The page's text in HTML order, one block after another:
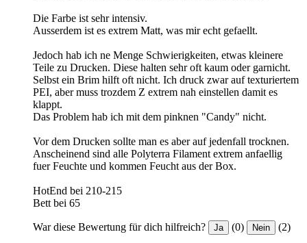
Die Farbe ist sehr intensiv.
Ausserdem ist es extrem Matt, was mir echt gefaellt.
Jedoch hab ich ne Menge Schwierigkeiten, etwas kleinere
Teile zu Drucken. Diese halten sehr oft kaum oder garnicht.
Selbst ein Brim hilft oft nicht. Ich druck zwar auf texturiertem
PEI, aber muss trozdem Z extrem nah einstellen damit es
klappt.
Das Problem hab ich mit dem pinknen "Candy" nicht.
Vor dem Drucken sollte man es aber auf jedenfall trocknen.
Anscheinend sind alle Polyterra Filament extrem anfaellig
fuer Feuchte und kommen Feucht aus der Box.
HotEnd bei 210-215
Bett bei 65
War diese Bewertung für dich hilfreich? Ja (0) Nein (2)